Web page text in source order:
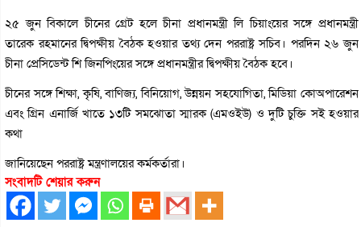
২৫ জুন বিকালে চীনের গ্রেট হলে চীনা প্রধানমন্ত্রী লি চিয়াংয়ের সঙ্গে প্রধানমন্ত্রী
তারেক রহমানের দ্বিপক্ষীয় বৈঠক হওয়ার তথ্য দেন পররাষ্ট্র সচিব। পরদিন ২৬ জুন
চীনা প্রেসিডেন্ট শি জিনপিংয়ের সঙ্গে প্রধানমন্ত্রীর দ্বিপক্ষীয় বৈঠক হবে।
চীনের সঙ্গে শিক্ষা, কৃষি, বাণিজ্য, বিনিয়োগ, উন্নয়ন সহযোগিতা, মিডিয়া কোঅপারেশন
এবং গ্রিন এনার্জি খাতে ১৩টি সমঝোতা স্মারক (এমওইউ) ও দুটি চুক্তি সই হওয়ার
কথা
জানিয়েছেন পররাষ্ট্র মন্ত্রণালয়ের কর্মকর্তারা।
সংবাদটি শেয়ার করুন